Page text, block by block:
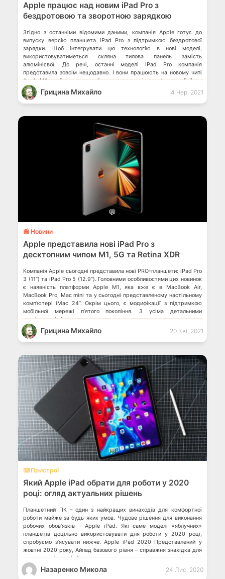
Apple працює над новим iPad Pro з
бездротовою та зворотною зарядкою
Згідно з останніми відомими даними, компанія Apple готує до
випуску версію планшета iPad Pro з підтримкою бездротової
зарядки. Щоб інтегрувати цю технологію в нові моделі,
використовуватиметься скляна тилова панель замість
алюмінієвої. До речі, останні моделі iРad Pro компанія
представила зовсім нещодавно. І вони працюють на новому чипі
Apple M1, який встановлений також в останніх комп’ютерах […]
Грицина Михайло 4 Чер, 2021
💬
📰 Новини
Apple представила нові iPad Pro з
десктопним чипом M1, 5G та Retina XDR
Компанія Apple сьогодні представила нові PRO-планшети: iPad Pro
3 (11”) та iPad Pro 5 (12.9”). Головними особливостями цих новинок
є наявність платформи Apple M1, яка вже є в MacBook Air,
MacBook Pro, Mac mini та у сьогодні представленому настільному
комп’ютері iMac 24”. Окрім цього, є модифікації з підтримкою
мобільної мережі п’ятого покоління. З усіма детальними
технічними […]
Грицина Михайло 20 Кві, 2021
💬
⌨️ Пристрої
Який Apple iPad обрати для роботи у 2020
році: огляд актуальних рішень
Планшетний ПК – один з найкращих винаходів для комфортної
роботи майже за будь-яких умов. Чудове рішення для виконання
робочих обов’язків – Apple iPad. Які саме моделі «яблучних»
планшетів доцільно використовувати для роботи у 2020 році,
спробуємо з’ясувати нижче. Apple iPad 2020 Представлений у
жовтні 2020 року, Айпад базового рівня – справжня знахідка для
користувачів, які […]
Назаренко Микола 24 Лис, 2020